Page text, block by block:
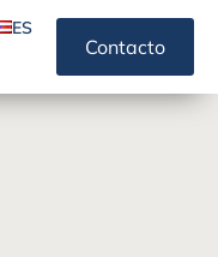
ES
Contacto